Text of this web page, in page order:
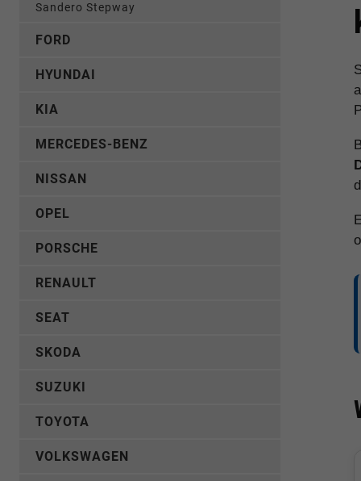
Sandero Stepway
FORD
HYUNDAI
KIA
MERCEDES-BENZ
NISSAN
OPEL
PORSCHE
RENAULT
SEAT
SKODA
SUZUKI
TOYOTA
VOLKSWAGEN